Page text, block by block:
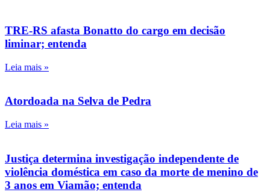
TRE-RS afasta Bonatto do cargo em decisão
liminar; entenda
Leia mais »
Atordoada na Selva de Pedra
Leia mais »
Justiça determina investigação independente de
violência doméstica em caso da morte de menino de
3 anos em Viamão; entenda